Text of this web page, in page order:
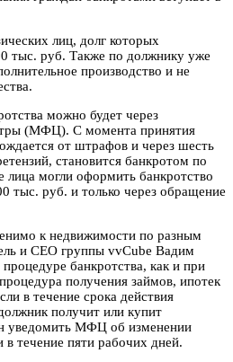
лиц, долг которых
тыс. руб. Также по должнику уже
производство и не
можно будет через
(МФЦ). С момента принятия
от штрафов и через шесть
становится банкротом по
лица могли оформить банкротство
тыс. руб. и только через обращение
к недвижимости по разным
и СЕО группы vvCube Вадим
банкротства, как и при
получения займов, ипотек
в течение срока действия
получит или купит
уведомить МФЦ об изменении
течение пяти рабочих дней.